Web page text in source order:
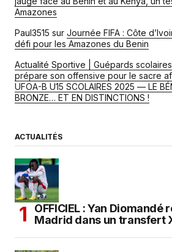
Amazones
Paul3515 sur Journée FIFA : Côte
défi pour les Amazones du Benin
Actualité Sportive | Guépards scolaires
prépare son offensive pour le sacre
UFOA-B U15 SCOLAIRES 2025 — LE
BRONZE… ET EN DISTINCTIONS !
ACTUALITÉS
OFFICIEL : Yan Diomandé
Madrid dans un transfert